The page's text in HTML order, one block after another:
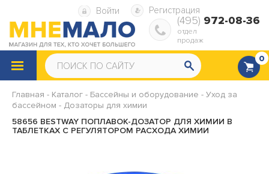
Войти Регистрация
(495) 972-08-36
отдел
продаж
КАТАЛОГ
ТОВАРОВ
0
Снегокаты
Надувные ватрушки Надувная мебель
Главная - Каталог - Бассейны и оборудование - Уход за
бассейном - Дозаторы для химии
58656 BESTWAY ПОПЛАВОК-ДОЗАТОР ДЛЯ ХИМИИ В
ТАБЛЕТКАХ С РЕГУЛЯТОРОМ РАСХОДА ХИМИИ